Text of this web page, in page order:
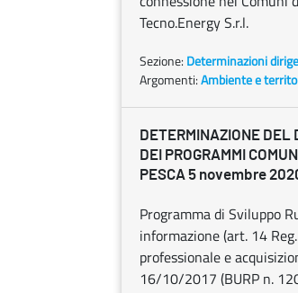
Tecno.Energy S.r.l.
Sezione: Determinazioni
Argomenti:Ambiente e
DETERMINAZIONE DEL
DEI PROGRAMMI
PESCA 5 novembre
Programma di Sviluppo
informazione (art. 14
professionale e
16/10/2017 (BURP n.